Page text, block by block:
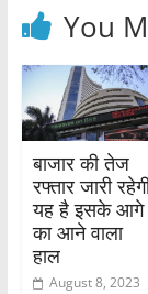
You
बाजार की तेज
रफ्तार जारी
यह है इसके आगे
का आने वाला
हाल
August 8, 2023